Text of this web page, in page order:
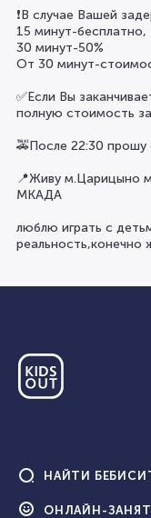
❗️В случае Вашей
15 минут-бесплатно,
30 минут-50%
От 30 минут-
✅Если Вы
полную стоимость
🚕После 22:30 прошу
📍Живу м.Царицыно
МКАДА
люблю играть с
реальность,конечно
НАЙТИ
ОНЛАЙН-